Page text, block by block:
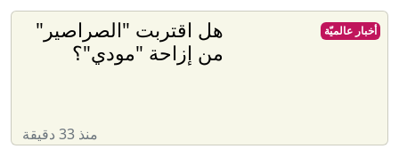
هل اقتربت "الصراصير"
من إزاحة "مودي"؟
منذ 33 دقيقة
أخبار عالميّة